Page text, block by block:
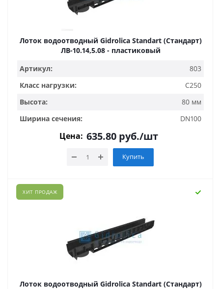
Лоток водоотводный Gidrolica Standart (Стандарт)
ЛВ-10.14,5.08 - пластиковый
Артикул:
803
Класс нагрузки:
C250
Высота:
80 мм
Ширина сечения:
DN100
Цена: 635.80 руб./шт
Купить
ХИТ ПРОДАЖ
Лоток водоотводный Gidrolica Standart (Стандарт)